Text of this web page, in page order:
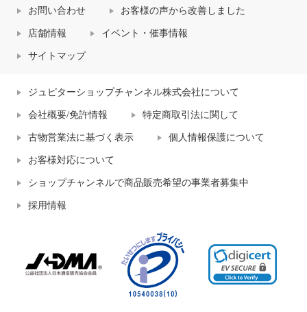
お問い合わせ お客様の声から改善しました
店舗情報 イベント・催事情報
サイトマップ
ジュピターショップチャンネル株式会社について
会社概要/免許情報 特定商取引法に関して
古物営業法に基づく表示 個人情報保護について
お客様対応について
ショップチャンネルで商品販売希望の事業者募集中
採用情報